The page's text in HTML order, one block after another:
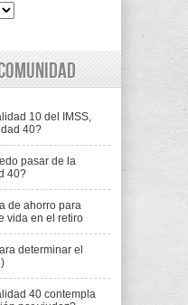
10 del IMSS,
40?
pasar de la
40?
de ahorro para
vida en el retiro
determinar el
40 contempla